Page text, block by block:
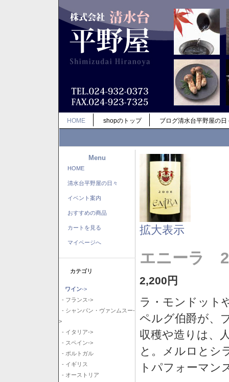
HOME shopのトップ ブログ清水台平野屋の日
Menu
HOME
清水台平野屋の日々
イベント案内
おすすめの商品
カートを見る
マイページへ
カテゴリ
ワイン->
- フランス->
- シャンパン・ヴァンムスー-
>
- イタリア->
- スペイン->
- ポルトガル
- イギリス
- オーストリア
拡大表示
エニーラ
2,200円
ラ・モンドット
ペルグ伯爵が、
収穫や造りは、
と。メルロとシ
トパフォーマン